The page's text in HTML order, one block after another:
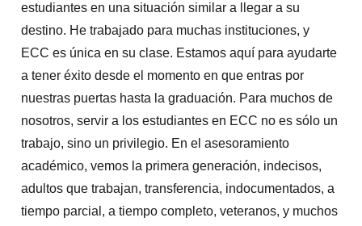
estudiantes en una situación similar a llegar a su
destino. He trabajado para muchas instituciones, y
ECC es única en su clase. Estamos aquí para ayudarte
a tener éxito desde el momento en que entras por
nuestras puertas hasta la graduación. Para muchos de
nosotros, servir a los estudiantes en ECC no es sólo un
trabajo, sino un privilegio. En el asesoramiento
académico, vemos la primera generación, indecisos,
adultos que trabajan, transferencia, indocumentados, a
tiempo parcial, a tiempo completo, veteranos, y muchos